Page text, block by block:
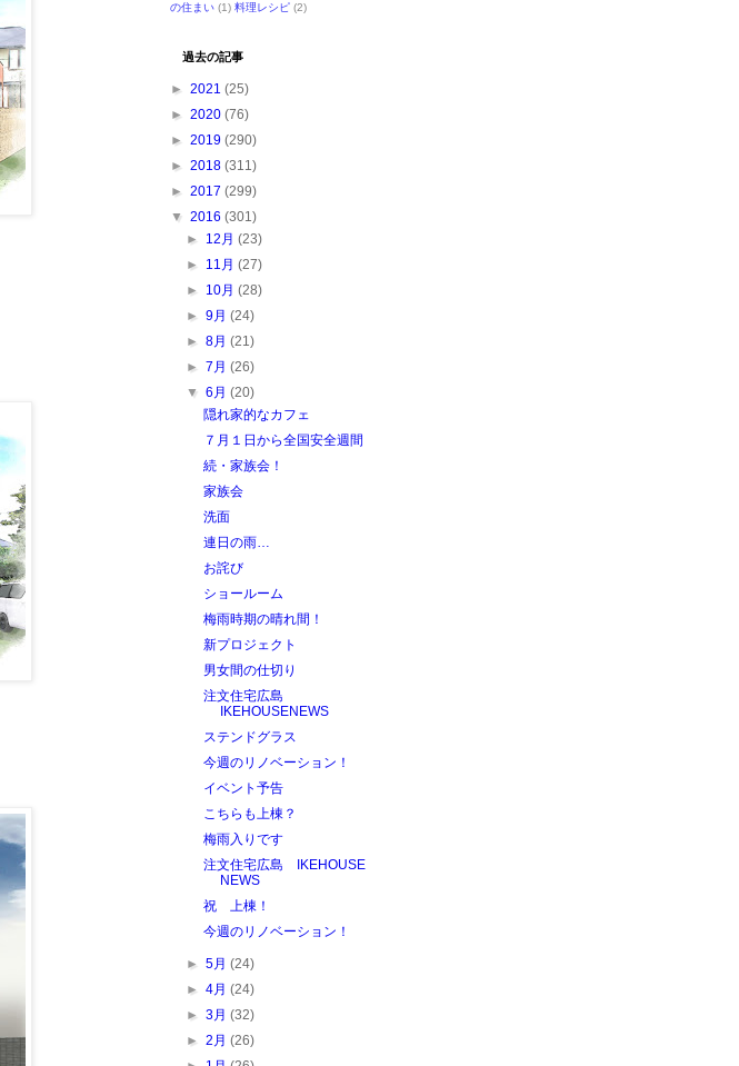
の住まい (1) 料理レシピ (2)
過去の記事
► 2021 (25)
► 2020 (76)
► 2019 (290)
► 2018 (311)
► 2017 (299)
▼ 2016 (301)
► 12月 (23)
► 11月 (27)
► 10月 (28)
►9月 (24)
►8月 (21)
►7月 (26)
▼ 6月 (20)
隠れ家的なカフェ
７月１日から全国安全週間
続・家族会！
家族会
洗面
連日の雨…
お詫び
ショールーム
梅雨時期の晴れ間！
新プロジェクト
男女間の仕切り
注文住宅広島
IKEHOUSENEWS
ステンドグラス
今週のリノベーション！
イベント予告
こちらも上棟？
梅雨入りです
注文住宅広島 IKEHOUSE
NEWS
祝 上棟！
今週のリノベーション！
►5月 (24)
►4月 (24)
►3月 (32)
►2月 (26)